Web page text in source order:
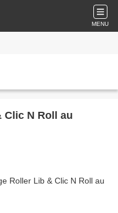
MENU
Clic N Roll au